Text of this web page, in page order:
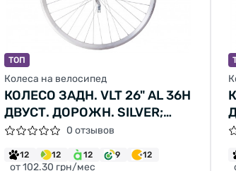
ТОП
Колеса на велосипед
КОЛЕСО ЗАДН. VLT 26" AL 36H
ДВУСТ. ДОРОЖН. SILVER;
ВТУЛКА ТОРМОЗНАЯ
VELOSTEEL (ЧЕХИЯ) НА
ГАЙКАХ
0 отзывов
12 12 12 9 12
от 102.30 грн/мес